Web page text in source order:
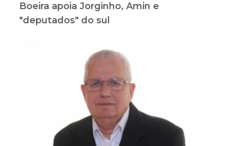
Boeira apoia Jorginho, Amin e
"deputados" do sul